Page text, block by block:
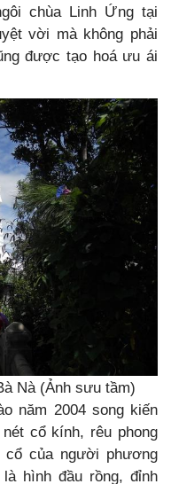
chùa Linh Ứng tại
vời mà không phải
được tạo hoá ưu ái
Nà (Ảnh sưu tầm)
năm 2004 song kiến
cổ kính, rêu phong
của người phương
hình đầu rồng, đỉnh